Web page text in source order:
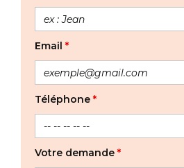
Email *
Téléphone *
Votre demande *